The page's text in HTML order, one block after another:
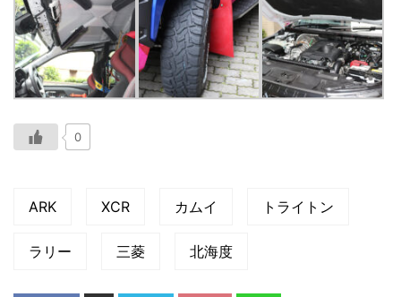
0
ARK XCR カムイ トライトン
ラリー 三菱 北海度